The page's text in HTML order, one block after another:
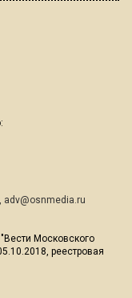
, adv@osnmedia.ru
Московского
реестровая